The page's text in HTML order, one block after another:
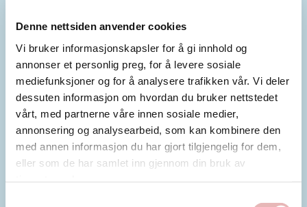
Denne nettsiden anvender cookies
Vi bruker informasjonskapsler for å gi innhold og
annonser et personlig preg, for å levere sosiale
mediefunksjoner og for å analysere trafikken vår. Vi deler
dessuten informasjon om hvordan du bruker nettstedet
vårt, med partnerne våre innen sosiale medier,
annonsering og analysearbeid, som kan kombinere den
med annen informasjon du har gjort tilgjengelig for dem,
eller som de har samlet inn gjennom din bruk av
10
12:00 - 15:00
Åpent verksted
Åpent verksted - 3.etasje - Verkstedet
11
11:00 - 16:00